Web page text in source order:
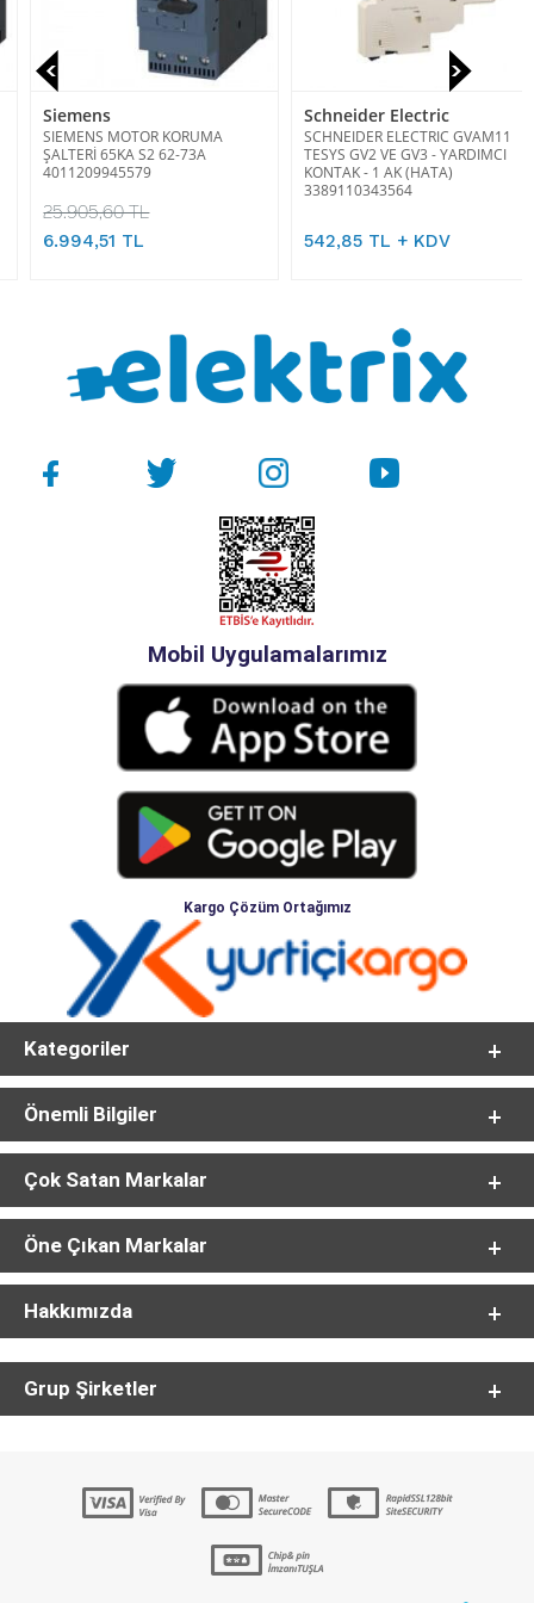
Siemens
SIEMENS MOTOR KORUMA
ŞALTERİ 65KA S2 62-73A
4011209945579
25.905,60 TL
6.994,51 TL
Schneider Electric
SCHNEIDER ELECTRIC GVAM11
TESYS GV2 VE GV3 - YARDIMCI
KONTAK - 1 AK (HATA)
3389110343564
542,85 TL + KDV
Mobil Uygulamalarımız
Kargo Çözüm Ortağımız
Kategoriler
Önemli Bilgiler
Çok Satan Markalar
Öne Çıkan Markalar
Hakkımızda
Grup Şirketler